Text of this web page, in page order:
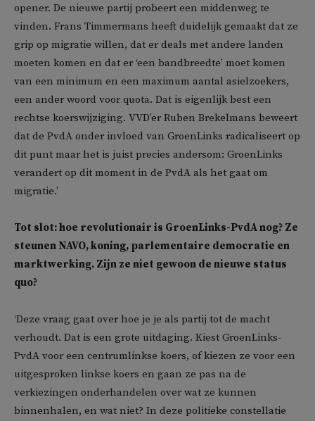
opener. De nieuwe partij probeert een middenweg te
vinden. Frans Timmermans heeft duidelijk gemaakt dat ze
grip op migratie willen, dat er deals met andere landen
moeten komen en dat er ‘een bandbreedte’ moet komen
van een minimum en een maximum aantal asielzoekers,
een ander woord voor quota. Dat is eigenlijk best een
rechtse koerswijziging. VVD’er Ruben Brekelmans beweert
dat de PvdA onder invloed van GroenLinks radicaliseert op
dit punt maar het is juist precies andersom: GroenLinks
verandert op dit moment in de PvdA als het gaat om
migratie.’
Tot slot: hoe revolutionair is GroenLinks-PvdA nog? Ze
steunen NAVO, koning, parlementaire democratie en
marktwerking. Zijn ze niet gewoon de nieuwe status
quo?
‘Deze vraag gaat over hoe je je als partij tot de macht
verhoudt. Dat is een grote uitdaging. Kiest GroenLinks-
PvdA voor een centrumlinkse koers, of kiezen ze voor een
uitgesproken linkse koers en gaan ze pas na de
verkiezingen onderhandelen over wat ze kunnen
binnenhalen, en wat niet? In deze politieke constellatie